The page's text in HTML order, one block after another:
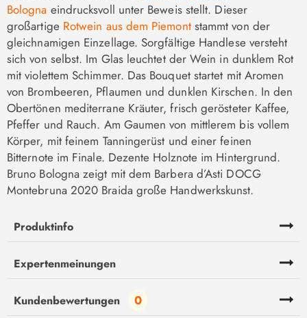
Bologna eindrucksvoll unter Beweis stellt. Dieser
großartige Rotwein aus dem Piemontstammt von der
gleichnamigen Einzellage. Sorgfältige Handlese versteht
sich von selbst. Im Glas leuchtet der Wein in dunklem Rot
mit violettem Schimmer. Das Bouquet startet mit Aromen
von Brombeeren, Pflaumen und dunklen Kirschen. In den
Obertönen mediterrane Kräuter, frisch gerösteter Kaffee,
Pfeffer und Rauch. Am Gaumen von mittlerem bis vollem
Körper, mit feinem Tanningerüst und einer feinen
Bitternote im Finale. Dezente Holznote im Hintergrund.
Bruno Bologna zeigt mit dem Barbera d’Asti DOCG
Montebruna 2020 Braida große Handwerkskunst.
Produktinfo
Expertenmeinungen
Kundenbewertungen 0